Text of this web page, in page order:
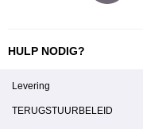
HULP NODIG?
Levering
TERUGSTUURBELEID